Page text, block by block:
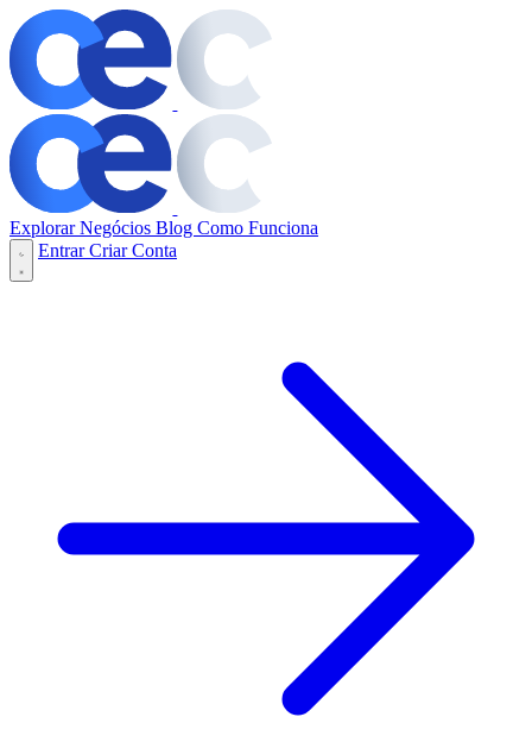
Explorar Negócios Blog Como Funciona
EntrarCriar Conta